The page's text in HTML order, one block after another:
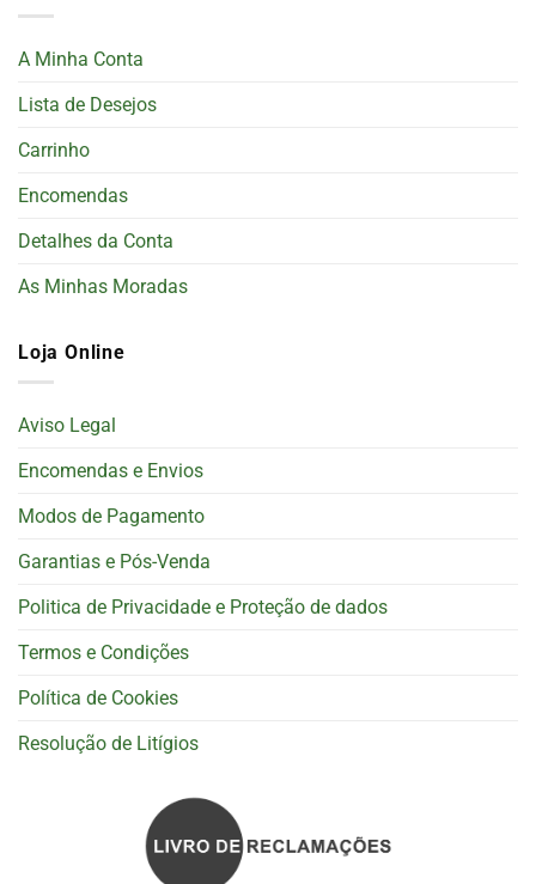
A Minha Conta
Lista de Desejos
Carrinho
Encomendas
Detalhes da Conta
As Minhas Moradas
Loja Online
Aviso Legal
Encomendas e Envios
Modos de Pagamento
Garantias e Pós-Venda
Politica de Privacidade e Proteção de dados
Termos e Condições
Política de Cookies
Resolução de Litígios